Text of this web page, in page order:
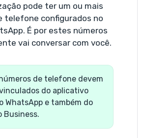
pode ter um ou mais
telefone configurados no
É por estes números
vai conversar com você.
de telefone devem
do aplicativo
WhatsApp e também do
Business.